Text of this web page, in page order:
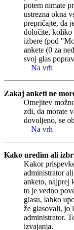
potem nimate
ustrezna okna
prepričajte, da
določite, koliko
izbere (pod
ankete (0 za
svoj glas
Na vrh
Zakaj anketi ne
Omejitev
zdi, da morate
dovoljeno, se
Na vrh
Kako uredim ali
Kakor
administrator
anketo, najprej
to je vedno
glasu, lahko
že glasovali, jo
administrator.
izvajanja.